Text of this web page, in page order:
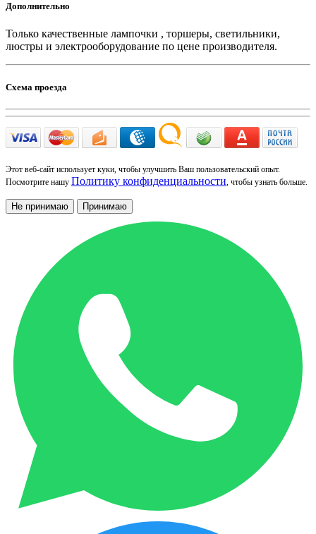
Дополнительно
Только качественные лампочки , торшеры, светильники,
люстры и электрооборудование по цене производителя.
Схема проезда
Этот веб-сайт использует куки, чтобы улучшить Ваш пользовательский опыт.
Посмотрите нашу Политику конфиденциальности, чтобы узнать больше.
Не принимаю Принимаю